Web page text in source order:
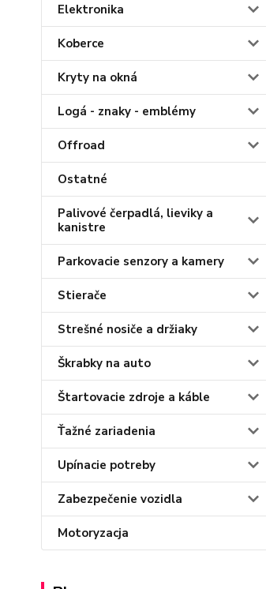
Elektronika
Koberce
Kryty na okná
Logá - znaky - emblémy
Offroad
Ostatné
Palivové čerpadlá, lieviky a
kanistre
Parkovacie senzory a kamery
Stierače
Strešné nosiče a držiaky
Škrabky na auto
Štartovacie zdroje a káble
Ťažné zariadenia
Upínacie potreby
Zabezpečenie vozidla
Motoryzacja